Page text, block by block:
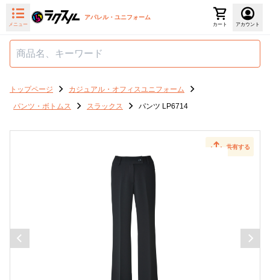
メニュー
アパレル・ユニフォーム
カート アカウント
トップページ
カジュアル・オフィスユニフォーム
パンツ・ボトムス
スラックス パンツ LP6714
共有する